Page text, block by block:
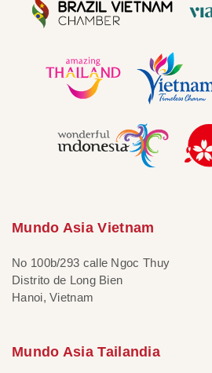
Mundo Asia Vietnam
No 100b/293 calle Ngoc Thuy
Distrito de Long Bien
Hanoi, Vietnam
Mundo Asia Tailandia